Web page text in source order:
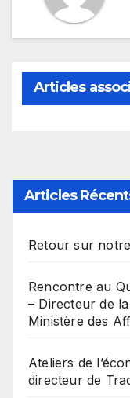
Articles
Articles
Retour sur
Rencontre au
– Directeur de
Ministère des
Ateliers de
directeur de